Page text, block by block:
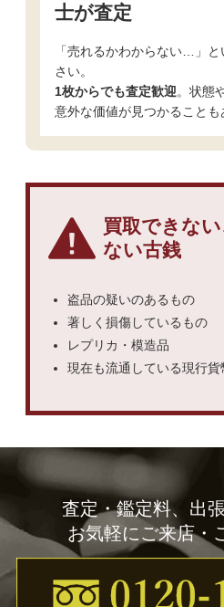
士が査定
「売れるかわからない…」
さい。
1枚からでも査定歓迎。状態
意外な価値が見つかることも
買取できな
ない古銭
盗品の疑いのあるもの
著しく損傷しているもの
レプリカ・模造品
現在も流通している現行
査定・鑑定料、出
お気軽にご来店・